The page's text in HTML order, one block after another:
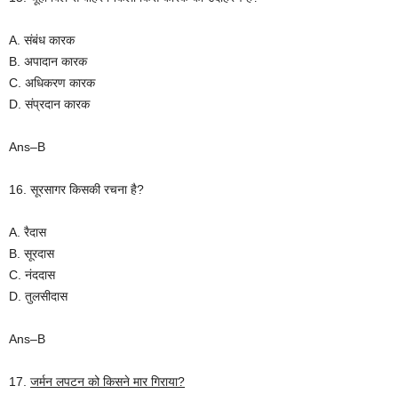
A. संबंध कारक
B. अपादान कारक
C. अधिकरण कारक
D. संप्रदान कारक
Ans–B
16. सूरसागर किसकी रचना है?
A. रैदास
B. सूरदास
C. नंददास
D. तुलसीदास
Ans–B
17. जर्मन लपटन को किसने मार गिराया?